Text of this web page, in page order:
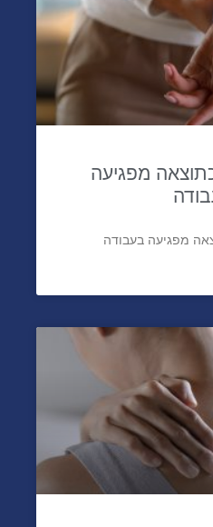
מפגיעה
מפגיעה בעבודה